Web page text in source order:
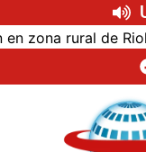
rural de Riohacha